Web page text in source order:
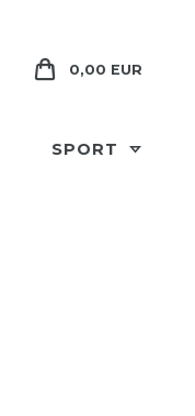
0,00 EUR
SPORT